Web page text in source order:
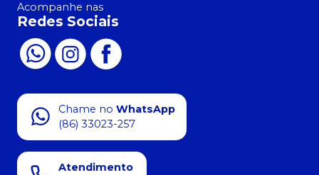
Acompanhe nas
Redes Sociais
Chame no WhatsApp
(86) 33023-257
Atendimento